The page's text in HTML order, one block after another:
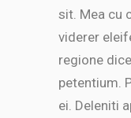
sit. Mea cu
viderer
regione
petentium.
ei. Deleniti